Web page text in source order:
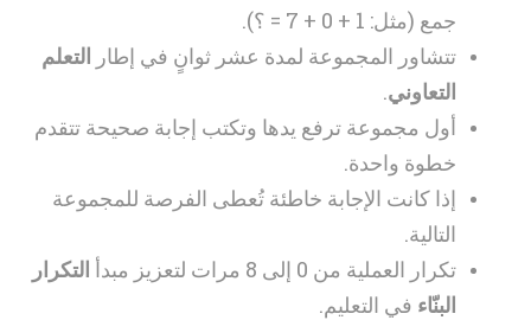
جمع (مثل: 1 + 0 + 7 = ؟).
تتشاور المجموعة لمدة عشر ثوانٍ في إطار التعلم
التعاوني.
أول مجموعة ترفع يدها وتكتب إجابة صحيحة تتقدم
خطوة واحدة.
إذا كانت الإجابة خاطئة تُعطى الفرصة للمجموعة
التالية.
تكرار العملية من 0 إلى 8 مرات لتعزيز مبدأ
التكرار
البنّاء في التعليم.